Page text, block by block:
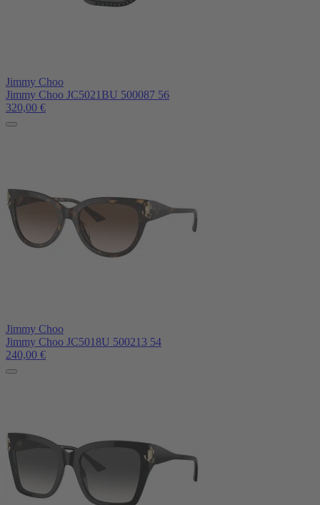
Jimmy Choo
Jimmy Choo JC5021BU 500087 56
320,00 €
Jimmy Choo
Jimmy Choo JC5018U 500213 54
240,00 €